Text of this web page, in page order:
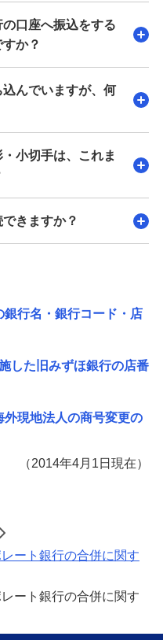
の口座へ振込をする
か？
んでいますが、何
小切手は、これま
きますか？
銀行名・銀行コード・店
した旧みずほ銀行の店番
外現地法人の商号変更の
（2014年4月1日現在）
>
ート銀行の合併に関す
ート銀行の合併に関す